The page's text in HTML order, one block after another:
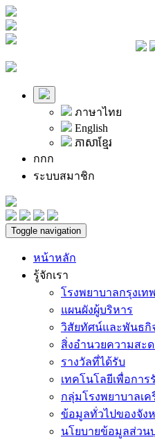
ภาษาไทย
English
ភាសាខ្មែរ
กกก
ระบบสมาชิก
Toggle navigation
หน้าหลัก
รู้จักเรา
โรงพยาบาลกรุงเท
แผนผังผู้บริหาร
วิสัยทัศน์และพันธกิ
สิ่งอำนวยความสะ
รางวัลที่ได้รับ
เทคโนโลยีเพื่อการ
กลุ่มโรงพยาบาลเค
ข้อมูลทั่วไปของจัง
นโยบายข้อมูลส่วน